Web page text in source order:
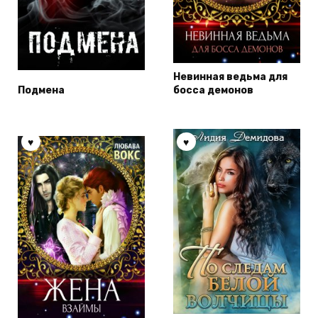
Подмена
Невинная ведьма для
босса демонов